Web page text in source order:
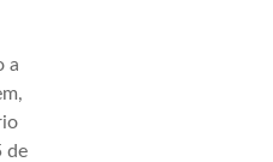
a
de